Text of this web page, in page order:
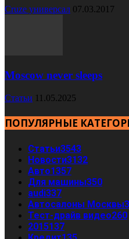
Cruze универсал 07.03.2017
Moscow never sleeps
Статьи 11.05.2025
ПОПУЛЯРНЫЕ
Статьи3543
Новости3132
Авто1357
Для машины350
audi337
Автосалоны Москвы
Тест-драйв видео260
2015137